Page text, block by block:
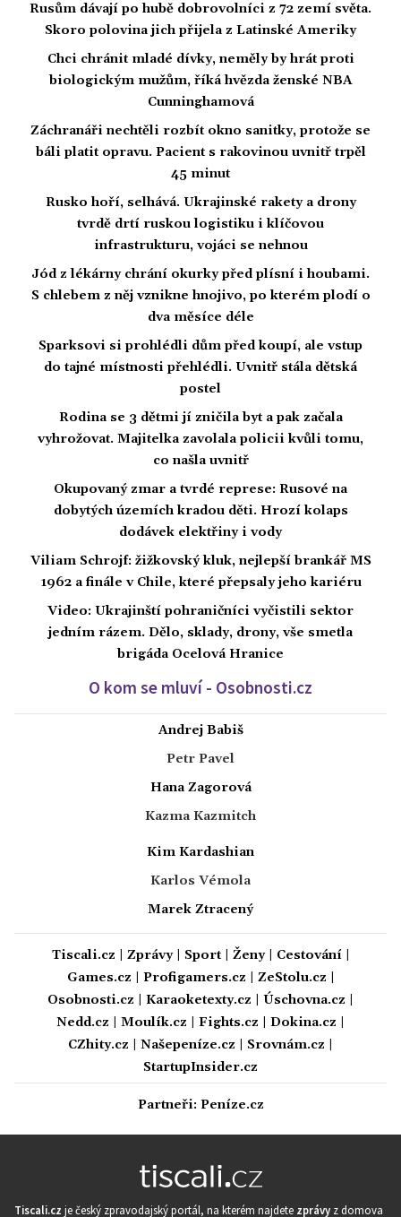
Rusům dávají po hubě dobrovolníci z 72 zemí světa.
Skoro polovina jich přijela z Latinské Ameriky
Chci chránit mladé dívky, neměly by hrát proti
biologickým mužům, říká hvězda ženské NBA
Cunninghamová
Záchranáři nechtěli rozbít okno sanitky, protože se
báli platit opravu. Pacient s rakovinou uvnitř trpěl
45 minut
Rusko hoří, selhává. Ukrajinské rakety a drony
tvrdě drtí ruskou logistiku i klíčovou
infrastrukturu, vojáci se nehnou
Jód z lékárny chrání okurky před plísní i houbami.
S chlebem z něj vznikne hnojivo, po kterém plodí o
dva měsíce déle
Sparksovi si prohlédli dům před koupí, ale vstup
do tajné místnosti přehlédli. Uvnitř stála dětská
postel
Rodina se 3 dětmi jí zničila byt a pak začala
vyhrožovat. Majitelka zavolala policii kvůli tomu,
co našla uvnitř
Okupovaný zmar a tvrdé represe: Rusové na
dobytých územích kradou děti. Hrozí kolaps
dodávek elektřiny i vody
Viliam Schrojf: žižkovský kluk, nejlepší brankář MS
1962 a finále v Chile, které přepsaly jeho kariéru
Video: Ukrajinští pohraničníci vyčistili sektor
jedním rázem. Dělo, sklady, drony, vše smetla
brigáda Ocelová Hranice
O kom se mluví - Osobnosti.cz
Andrej Babiš
Petr Pavel
Hana Zagorová
Kazma Kazmitch
Kim Kardashian
Karlos Vémola
Marek Ztracený
Tiscali.cz Zprávy| Sport| Ženy| Cestování|
Games.cz
Profigamers.cz ZeStolu.cz
Osobnosti.cz
Karaoketexty.cz Úschovna.cz
Nedd.cz
Moulík.cz Fights.cz Dokina.cz
CZhity.cz
Našepeníze.cz Srovnám.cz
StartupInsider.cz
Partneři: Peníze.cz
Tiscali.cz je český zpravodajský portál, na kterém najdete zprávy z domova